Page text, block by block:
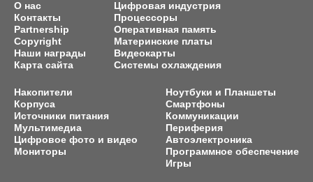
О нас
Контакты
Partnership
Copyright
Наши награды
Карта сайта
Цифровая индустрия
Процессоры
Оперативная память
Материнские платы
Видеокарты
Системы охлаждения
Накопители
Корпуса
Источники питания
Мультимедиа
Цифровое фото и видео
Мониторы
Ноутбуки и Планшеты
Смартфоны
Коммуникации
Периферия
Автоэлектроника
Программное обеспечение
Игры